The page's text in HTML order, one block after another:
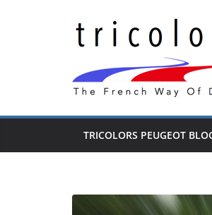
TRICOLORS PEUGEOT